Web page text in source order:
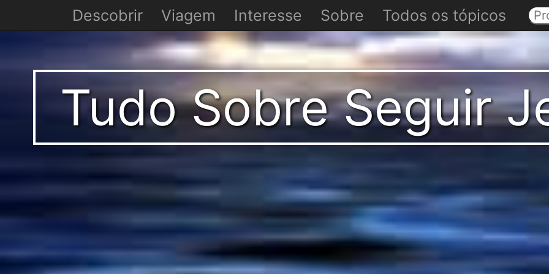
Tudo Sobre Seguir
Descobrir Viagem Interesse Sobre Todos os tópicos